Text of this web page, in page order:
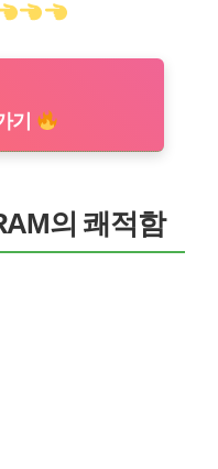
기
의 쾌적함